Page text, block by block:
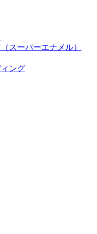
（スーパーエナメル）
ング